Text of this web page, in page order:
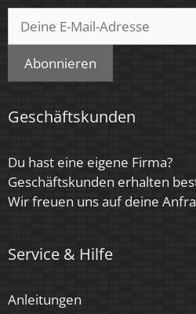
Anthrazit
Farbkonsistenz
< 6 SDCM
Energieeffizienzklasse
Herstellergarantie
4 Jahre
Luxvenum
Für Möbeleinbau geeignet
Abonnieren
Geschäftskunden
Du hast eine eigene Firma?
Geschäftskunden erhalten
Wir freuen uns auf deine
Service & Hilfe
Anleitungen